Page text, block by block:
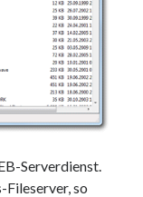
Serverdienst.
so